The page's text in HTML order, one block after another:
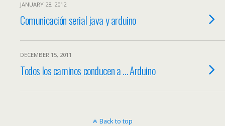
JANUARY 28, 2012
Comunicación serial java y arduino
DECEMBER 15, 2011
Todos los caminos conducen a … Arduino
Back to top